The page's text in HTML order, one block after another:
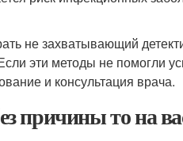
не захватывающий
эти методы не помогли
и консультация врача.
причины то на